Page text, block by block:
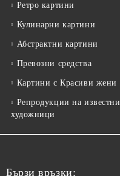
Ретро картини
Кулинарни картини
Абстрактни картини
Превозни средства
Картини с Красиви жени
Репродукции на известни
художници
Бързи връзки: